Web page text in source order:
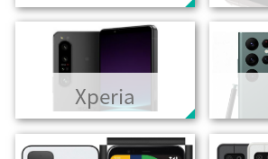
Xperia